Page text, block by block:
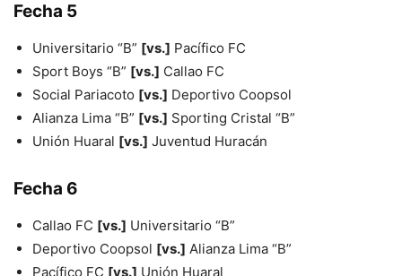
Fecha 5
Universitario “B” [vs.] Pacífico FC
Sport Boys “B” [vs.] Callao FC
Social Pariacoto [vs.] Deportivo Coopsol
Alianza Lima “B” [vs.] Sporting Cristal “B”
Unión Huaral [vs.] Juventud Huracán
Fecha 6
Callao FC [vs.] Universitario “B”
Deportivo Coopsol [vs.] Alianza Lima “B”
Pacífico FC [vs.] Unión Huaral